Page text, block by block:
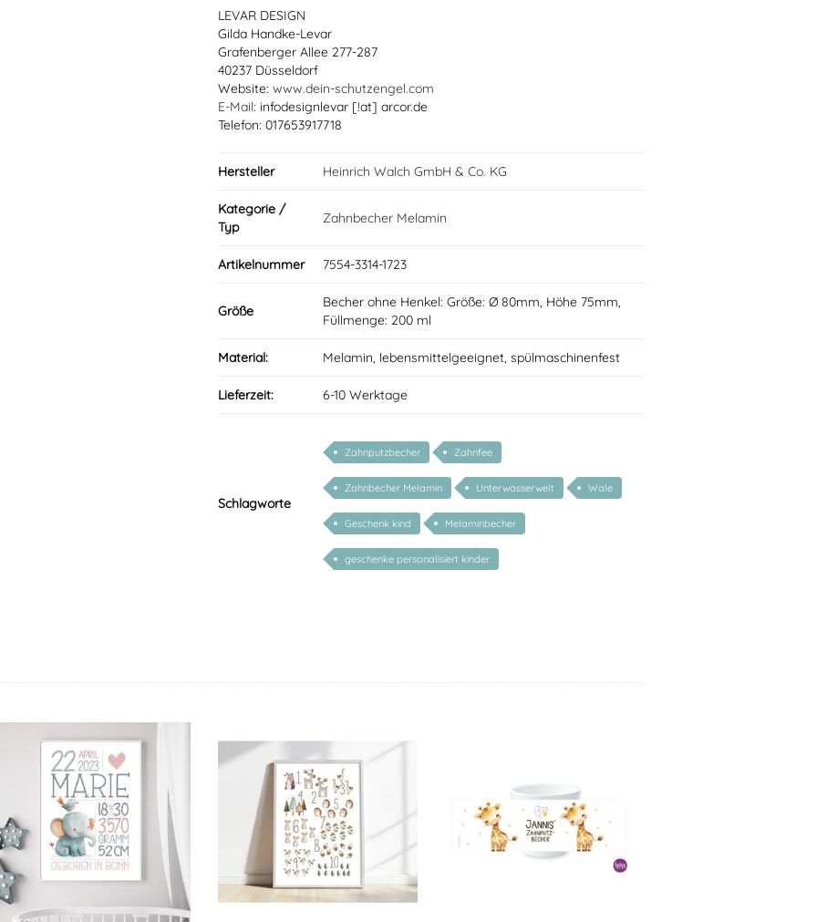
LEVAR DESIGN
Gilda Handke-Levar
Grafenberger Allee 277-287
40237 Düsseldorf
Website: www.dein-schutzengel.com
E-Mail: infodesignlevar [!at] arcor.de
Telefon: 017653917718
Hersteller Heinrich Walch GmbH & Co. KG
Kategorie /
Typ
Zahnbecher Melamin
Artikelnummer 7554-3314-1723
Größe
Becher ohne Henkel: Größe: Ø 80mm, Höhe 75mm,
Füllmenge: 200 ml
Material: Melamin, lebensmittelgeeignet, spülmaschinenfest
Lieferzeit: 6-10 Werktage
Schlagworte
Zahnputzbecher Zahnfee
Zahnbecher Melamin Unterwasserwelt Wale
Geschenk kind Melaminbecher
geschenke personalisiert kinder